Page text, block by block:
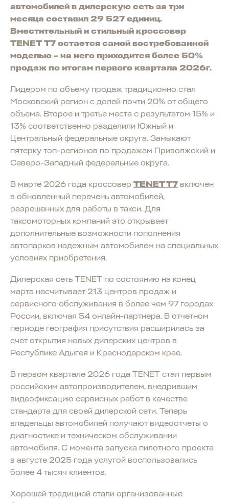
автомобилей в дилерскую сеть за три
месяца составил 29 527 единиц.
Вместительный и стильный кроссовер
TENET T7 остается самой востребованной
моделью – на него приходится более 50%
продаж по итогам первого квартала 2026г.
Лидером по объему продаж традиционно стал
Московский регион с долей почти 20% от общего
объема. Второе и третье места с результатом 15% и
13% соответственно разделили Южный и
Центральный федеральные округа. Замыкают
пятерку топ-регионов по продажам Приволжский и
Северо-Западный федеральные округа.
В марте 2026 года кроссовер TENET T7 включен
в обновленный перечень автомобилей,
разрешенных для работы в такси. Для
таксомоторных компаний это открывает
дополнительные возможности пополнения
автопарков надежным автомобилем на специальных
условиях приобретения.
Дилерская сеть TENET по состоянию на конец
марта насчитывает 213 центров продаж и
сервисного обслуживания в более чем 97 городах
России, включая 54 онлайн-партнера. В отчетном
периоде география присутствия расширилась за
счет открытия новых дилерских центров в
Республике Адыгея и Краснодарском крае.
В первом квартале 2026 года TENET стал первым
российским автопроизводителем, внедрившим
видеофиксацию сервисных работ в качестве
стандарта для своей дилерской сети. Теперь
владельцы автомобилей получают видеоотчеты о
диагностике и техническом обслуживании
автомобиля. С момента запуска пилотного проекта
в августе 2025 года услугой воспользовались
более 4 тысяч клиентов.
Хорошей традицией стали организованные